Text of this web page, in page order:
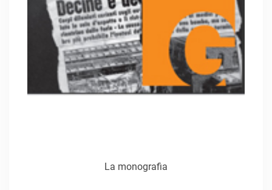
La monografia